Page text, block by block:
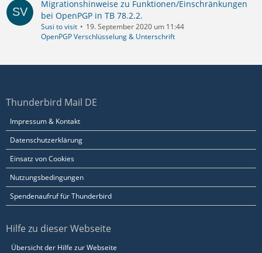
Migrationshinweise zu Funktionen/Einschränkungen
bei OpenPGP in TB 78.2.2.
Susi to visit
19. September 2020 um 11:44
OpenPGP Verschlüsselung & Unterschrift
Thunderbird Mail DE
Impressum & Kontakt
Datenschutzerklärung
Einsatz von Cookies
Nutzungsbedingungen
Spendenaufruf für Thunderbird
Hilfe zu dieser Webseite
Übersicht der Hilfe zur Webseite